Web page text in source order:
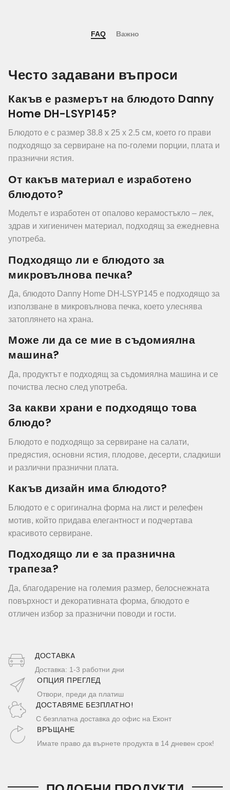
FAQ Важно
Често задавани въпроси
Какъв е размерът на блюдото Danny
Home DH-LSYP145?
Блюдото е с размер 38.8 x 25 x 2.5 см, което го прави
подходящо за сервиране на по-големи порции, плата и
празнични ястия.
От какъв материал е изработено
блюдото?
Моделът е изработен от опалово керамостъкло – лек,
здрав и хигиеничен материал, подходящ за ежедневна
употреба.
Подходящо ли е блюдото за
микровълнова печка?
Да, блюдото Danny Home DH-LSYP145 е подходящо за
използване в микровълнова печка, което улеснява
затоплянето на храна.
Може ли да се мие в съдомиялна
машина?
Да, продуктът е подходящ за съдомиялна машина и се
почиства лесно след употреба.
За какви храни е подходящо това
блюдо?
Блюдото е подходящо за сервиране на салати,
предястия, основни ястия, плодове, десерти, сладкиши
и различни празнични плата.
Какъв дизайн има блюдото?
Блюдото е с оригинална форма на лист и релефен
мотив, който придава елегантност и подчертава
красивото сервиране.
Подходящо ли е за празнична
трапеза?
Да, благодарение на големия размер, белоснежната
повърхност и декоративната форма, блюдото е
отличен избор за празнични поводи и гости.
ДОСТАВКA
Доставка: 1-3 работни дни
ОПЦИЯ ПРЕГЛЕД
Отвори, преди да платиш
ДОСТАВЯМЕ БЕЗПЛАТНО!
С безплатна доставка до офис на Еконт
ВРЪЩАНЕ
Имате право да върнете продукта в 14 дневен срок!